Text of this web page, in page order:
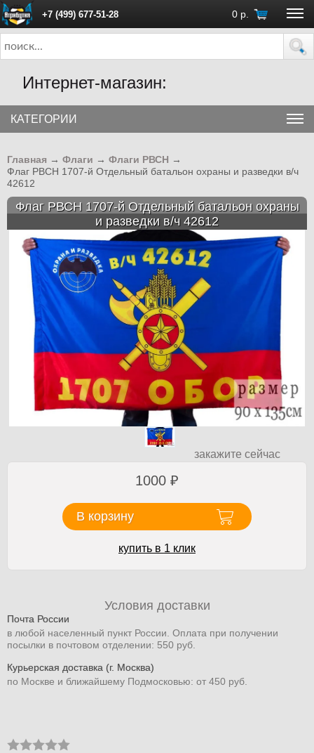
+7 (499) 677-51-28 0 р.
ПН - ПТ с 10:00 до 18:00 (Москва)
Интернет-магазин:
КАТЕГОРИИ
Главная → Флаги → Флаги РВСН →
Флаг РВСН 1707-й Отдельный батальон охраны и разведки в/ч
42612
Флаг РВСН 1707-й Отдельный батальон охраны
и разведки в/ч 42612
закажите сейчас
1000 ₽
В корзину
купить в 1 клик
Условия доставки
Почта России
в любой населенный пункт России. Оплата при получении
посылки в почтовом отделении: 550 руб.
Курьерская доставка (г. Москва)
по Москве и ближайшему Подмосковью: от 450 руб.